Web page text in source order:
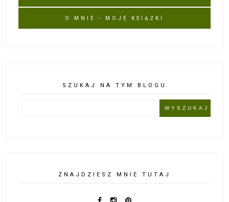
O MNIE - MOJE KSIĄŻKI
SZUKAJ NA TYM BLOGU
ZNAJDZIESZ MNIE TUTAJ